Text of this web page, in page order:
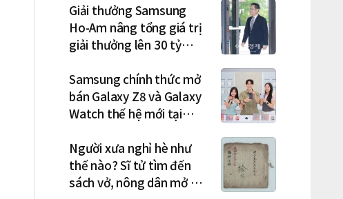
tương lai?
Giải thưởng Samsung
Ho-Am nâng tổng giá trị
giải thưởng lên 30 tỷ
yong tham dự lễ trao giải
năm thứ 5 liên tiếp
Samsung chính thức mở
bán Galaxy Z8 và Galaxy
Watch thế hệ mới tại
triệu đơn đặt trước
Người xưa nghỉ hè như
thế nào? Sĩ tử tìm đến
sách vở, nông dân mở hội